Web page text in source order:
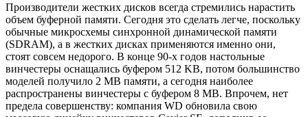
Производители жестких дисков всегда стремились нарастить
объем буферной памяти. Сегодня это сделать легче, поскольку
обычные микросхемы синхронной динамической памяти
(SDRAM), а в жестких дисках применяются именно они,
стоят совсем недорого. В конце 90-х годов настольные
винчестеры оснащались буфером 512 KB, потом большинство
моделей получило 2 MB памяти, а сегодня наиболее
распространены винчестеры с буфером 8 MB. Впрочем, нет
предела совершенству: компания WD обновила свою